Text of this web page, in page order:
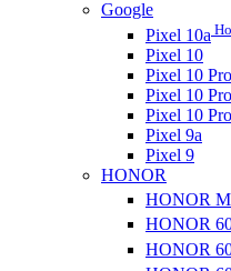
Google
Pixel 10a
Pixel 10
Pixel 10 Pro
Pixel 10
Pixel 10
Pixel 9a
Pixel 9
HONOR
HONOR
HONOR
HONOR